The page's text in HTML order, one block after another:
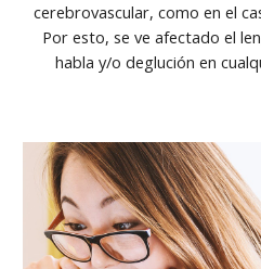
cerebrovascular, como en el
Por esto, se ve afectado el
habla y/o deglución en